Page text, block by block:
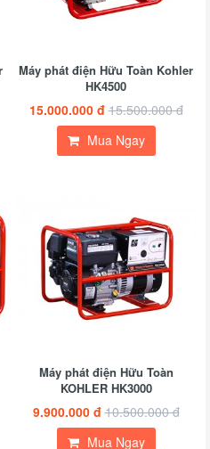
Máy phát điện Hữu Toàn Kohler
HK4500
15.000.000 đ 15.500.000 đ
Mua Ngay
Máy phát điện Hữu Toàn
KOHLER HK3000
9.900.000 đ 10.500.000 đ
Mua Ngay